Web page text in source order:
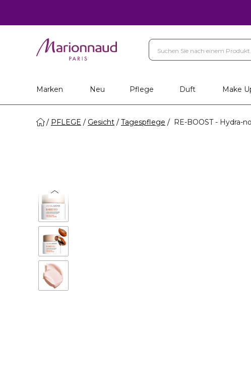
Marken Neu Pflege Duft Make
PFLEGE Gesicht Tagespflege RE-BOOST - Hydra-